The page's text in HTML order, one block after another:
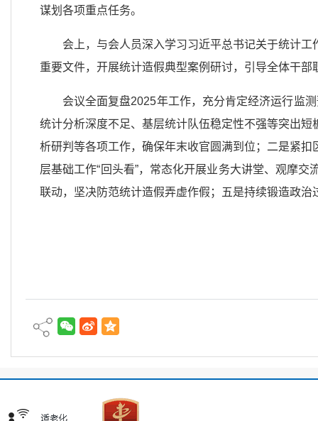
谋划各项重点任务。
会上，与会人员深入学习习近平总书记关于统计
重要文件，开展统计造假典型案例研讨，引导全体干
会议全面复盘2025年工作，充分肯定经济运行监
统计分析深度不足、基层统计队伍稳定性不强等突出
析研判等各项工作，确保年末收官圆满到位；二是紧
层基础工作“回头看”，常态化开展业务大讲堂、观摩
联动，坚决防范统计造假弄虚作假；五是持续锻造政